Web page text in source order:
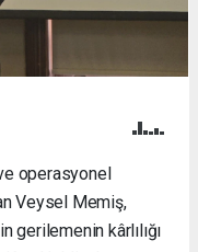
operasyonel
Veysel Memiş,
kârlılığı